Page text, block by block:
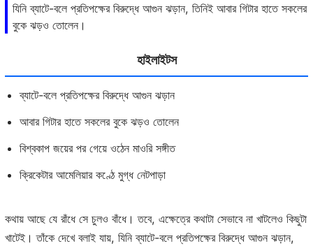
যিনি ব্যাটে-বলে প্রতিপক্ষের বিরুদ্ধে আগুন ঝড়ান, তিনিই আবার গিটার হাতে সকলের
বুকে ঝড়ও তোলেন।
হাইলাইটস
ব্যাটে-বলে প্রতিপক্ষের বিরুদ্ধে আগুন ঝড়ান
আবার গিটার হাতে সকলের বুকে ঝড়ও তোলেন
বিশ্বকাপ জয়ের পর গেয়ে ওঠেন মাওরি সঙ্গীত
ক্রিকেটার আমেলিয়ার কণ্ঠে মুগ্ধ নেটপাড়া
কথায় আছে যে রাঁধে সে চুলও বাঁধে। তবে, এক্ষেত্রে কথাটা সেভাবে না খাটলেও কিছুটা
খাটেই। তাঁকে দেখে বলাই যায়, যিনি ব্যাটে-বলে প্রতিপক্ষের বিরুদ্ধে আগুন ঝড়ান,